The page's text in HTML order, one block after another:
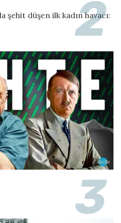
şehit düşen ilk kadın havacı: